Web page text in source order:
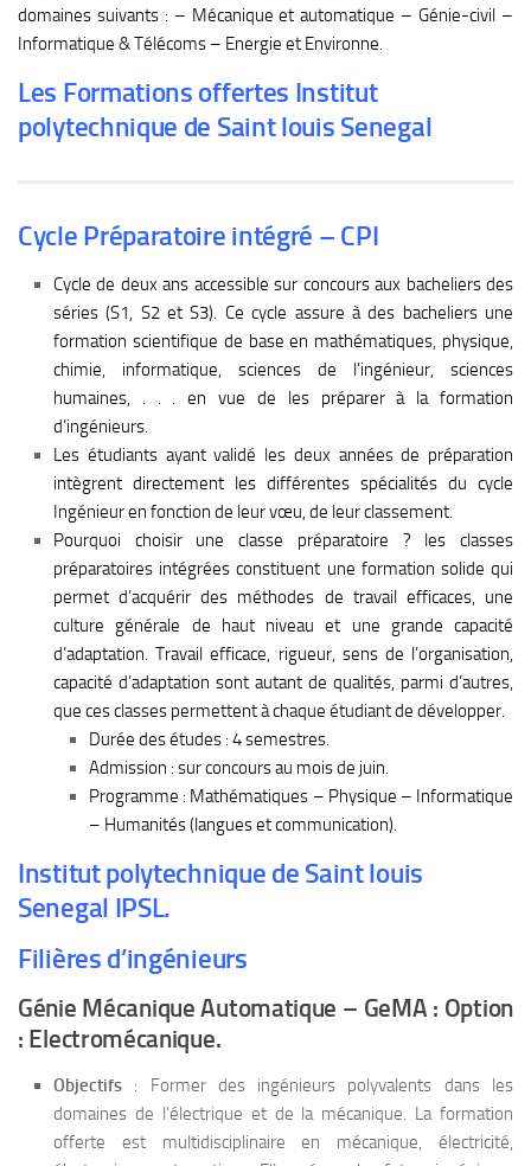
domaines suivants : – Mécanique et automatique – Génie-civil –
Informatique & Télécoms – Energie et Environne.
Les Formations offertes Institut
polytechnique de Saint louis Senegal
Cycle Préparatoire intégré – CPI
Cycle de deux ans accessible sur concours aux bacheliers des
séries (S1, S2 et S3). Ce cycle assure à des bacheliers une
formation scientifique de base en mathématiques, physique,
chimie, informatique, sciences de l’ingénieur, sciences
humaines, . . . en vue de les préparer à la formation
d’ingénieurs.
Les étudiants ayant validé les deux années de préparation
intègrent directement les différentes spécialités du cycle
Ingénieur en fonction de leur vœu, de leur classement.
Pourquoi choisir une classe préparatoire ? les classes
préparatoires intégrées constituent une formation solide qui
permet d’acquérir des méthodes de travail efficaces, une
culture générale de haut niveau et une grande capacité
d’adaptation. Travail efficace, rigueur, sens de l’organisation,
capacité d’adaptation sont autant de qualités, parmi d’autres,
que ces classes permettent à chaque étudiant de développer.
Durée des études : 4 semestres.
Admission : sur concours au mois de juin.
Programme : Mathématiques – Physique – Informatique
– Humanités (langues et communication).
Institut polytechnique de Saint louis
Senegal IPSL.
Filières d’ingénieurs
Génie Mécanique Automatique – GeMA : Option
: Electromécanique.
Objectifs : Former des ingénieurs polyvalents dans les
domaines de l’électrique et de la mécanique. La formation
offerte est multidisciplinaire en mécanique, électricité,